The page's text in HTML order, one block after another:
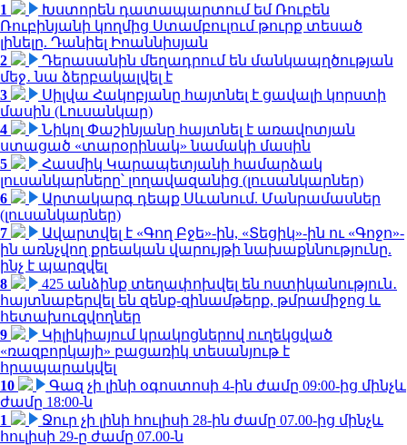
1
Խստորեն դատապարտում եմ Ռուբեն
Ռուբինյանի կողմից Ստամբուլում թուրք տեսած
լինելը. Դանիել Իոաննիսյան
2
Դերասանին մեղադրում են մանկապղծության
մեջ․ նա ձերբակալվել է
3
Սիլվա Հակոբյանը հայտնել է ցավալի կորստի
մասին (Լուսանկար)
4
Նիկոլ Փաշինյանը հայտնել է առավոտյան
ստացած «տարօրինակ» նամակի մասին
5
Հասմիկ Կարապետյանի համարձակ
լուսանկարները՝ լողավազանից (լուսանկարներ)
6
Արտակարգ դեպք Սևանում. Մանրամասներ
(լուսանկարներ)
7
Ավարտվել է «Գող Բջե»-ին, «Տեցիկ»-ին ու «Գոջո»-
ին առնչվող քրեական վարույթի նախաքննությունը.
ինչ է պարզվել
8
425 անձինք տեղափոխվել են ոստիկանություն․
հայտնաբերվել են զենք-զինամթերք, թմրամիջոց և
հետախուզվողներ
9
Կիլիկիայում կրակոցներով ուղեկցված
«ռազբորկայի» բացառիկ տեսանյութ է
հրապարակվել
10
Գազ չի լինի օգոստոսի 4-ին ժամը 09:00-ից մինչև
ժամը 18:00-ն
1
Ջուր չի լինի հուլիսի 28-ին ժամը 07.00-ից մինչև
հուլիսի 29-ը ժամը 07.00-ն